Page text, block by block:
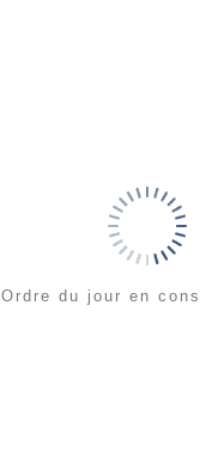
Ordre du jour en